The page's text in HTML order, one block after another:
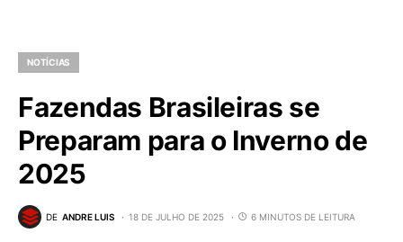
NOTÍCIAS
Fazendas Brasileiras se
Preparam para o Inverno de
2025
DE ANDRE LUIS 18 DE JULHO DE 2025 6 MINUTOS DE LEITURA